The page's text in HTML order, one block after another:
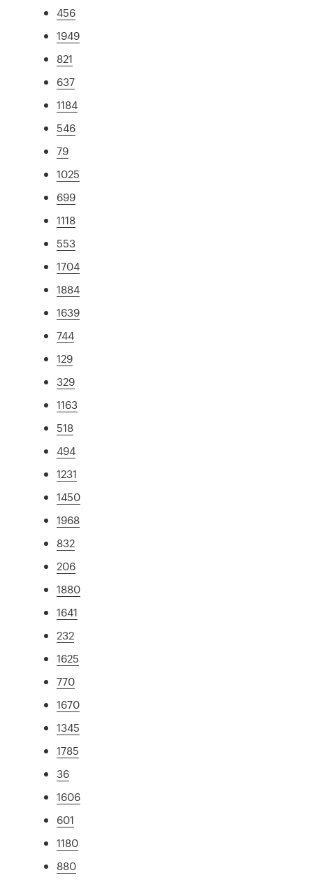
456
1949
821
637
1184
546
79
1025
699
1118
553
1704
1884
1639
744
129
329
1163
518
494
1231
1450
1968
832
206
1880
1641
232
1625
770
1670
1345
1785
36
1606
601
1180
880